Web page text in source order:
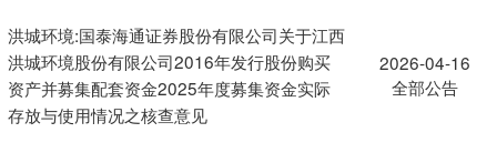
洪城环境:国泰海通证券股份有限公司关于江西
洪城环境股份有限公司2016年发行股份购买
资产并募集配套资金2025年度募集资金实际
存放与使用情况之核查意见
2026-04-16
全部公告